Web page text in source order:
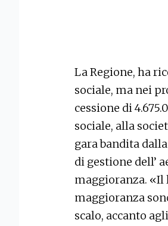
La Regione, ha
sociale, ma nei
cessione di
sociale, alla
gara bandita
di gestione dell’
maggioranza. «Il
maggioranza
scalo, accanto